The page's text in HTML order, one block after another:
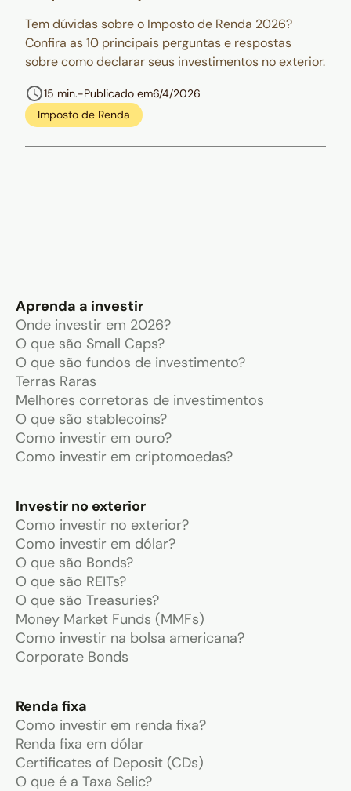
Tem dúvidas sobre o Imposto de Renda 2026?
Confira as 10 principais perguntas e respostas
sobre como declarar seus investimentos no exterior.
15 min.-Publicado em6/4/2026
Imposto de Renda
Aprenda a investir
Onde investir em 2026?
O que são Small Caps?
O que são fundos de investimento?
Terras Raras
Melhores corretoras de investimentos
O que são stablecoins?
Como investir em ouro?
Como investir em criptomoedas?
Investir no exterior
Como investir no exterior?
Como investir em dólar?
O que são Bonds?
O que são REITs?
O que são Treasuries?
Money Market Funds (MMFs)
Como investir na bolsa americana?
Corporate Bonds
Renda fixa
Como investir em renda fixa?
Renda fixa em dólar
Certificates of Deposit (CDs)
O que é a Taxa Selic?